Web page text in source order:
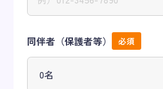
同伴者（保護者等）